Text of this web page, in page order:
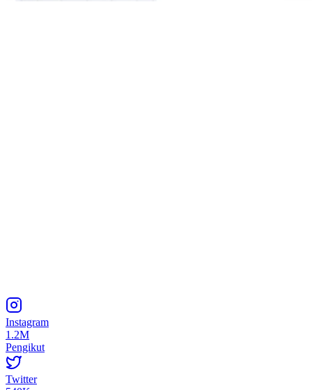
Instagram
1.2M
Pengikut
Twitter